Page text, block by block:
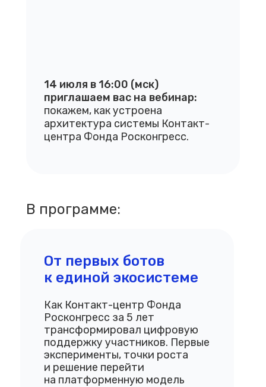
14 июля в 16:00 (мск)
приглашаем вас на вебинар:
покажем, как устроена
архитектура системы Контакт-
центра Фонда Росконгресс.
В программе:
Как Контакт-центр Фонда
Росконгресс за 5 лет
трансформировал цифровую
поддержку участников. Первые
эксперименты, точки роста
и решение перейти
на платформенную модель
От первых ботов
к единой экосистеме